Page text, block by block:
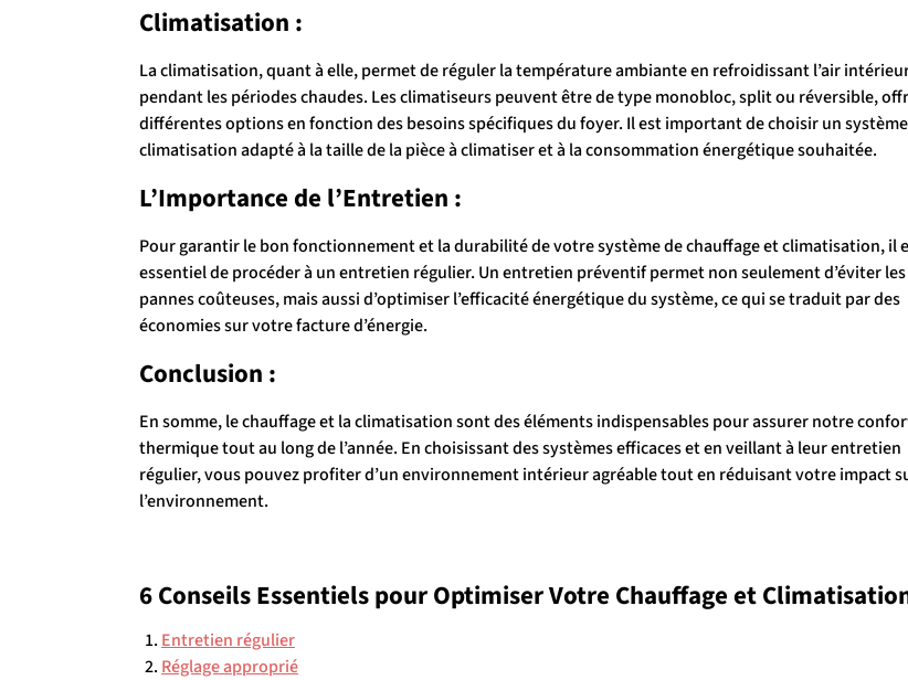
Climatisation :
La climatisation, quant à elle, permet de réguler la température ambiante en refroidissant l’air
pendant les périodes chaudes. Les climatiseurs peuvent être de type monobloc, split ou réversible,
différentes options en fonction des besoins spécifiques du foyer. Il est important de choisir un
climatisation adapté à la taille de la pièce à climatiser et à la consommation énergétique souhaitée.
L’Importance de l’Entretien :
Pour garantir le bon fonctionnement et la durabilité de votre système de chauffage et climatisation, il
essentiel de procéder à un entretien régulier. Un entretien préventif permet non seulement d’éviter les
pannes coûteuses, mais aussi d’optimiser l’efficacité énergétique du système, ce qui se traduit par des
économies sur votre facture d’énergie.
Conclusion :
En somme, le chauffage et la climatisation sont des éléments indispensables pour assurer notre
thermique tout au long de l’année. En choisissant des systèmes efficaces et en veillant à leur entretien
régulier, vous pouvez profiter d’un environnement intérieur agréable tout en réduisant votre impact
l’environnement.
6 Conseils Essentiels pour Optimiser Votre Chauffage et
Entretien régulier
Réglage approprié